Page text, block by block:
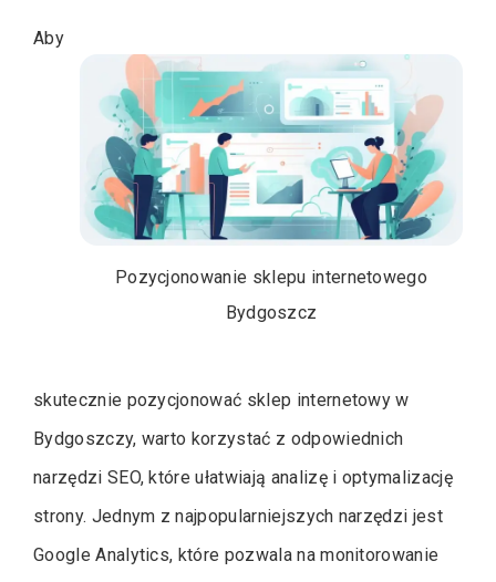
Pozycjonowanie sklepu internetowego
Bydgoszcz
Aby
skutecznie pozycjonować sklep internetowy w
Bydgoszczy, warto korzystać z odpowiednich
narzędzi SEO, które ułatwiają analizę i optymalizację
strony. Jednym z najpopularniejszych narzędzi jest
Google Analytics, które pozwala na monitorowanie